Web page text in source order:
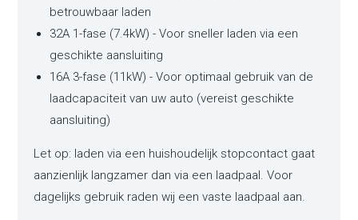
betrouwbaar laden
32A 1-fase (7.4kW) - Voor sneller laden via een
geschikte aansluiting
16A 3-fase (11kW) - Voor optimaal gebruik van de
laadcapaciteit van uw auto (vereist geschikte
aansluiting)
Let op: laden via een huishoudelijk stopcontact gaat
aanzienlijk langzamer dan via een laadpaal. Voor
dagelijks gebruik raden wij een vaste laadpaal aan.